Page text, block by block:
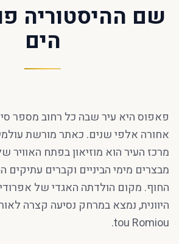
שם ההיסטוריה
הים
פאפוס היא עיר שבה כל רחוב מספר
אחורה אלפי שנים. כאתר מורשת
מרכז העיר הוא מוזיאון בפתח האוויר
מבצרים מימי הביניים וקברים עתיקים
החוף. מקום הולדתה האגדי של
tou Romiou.